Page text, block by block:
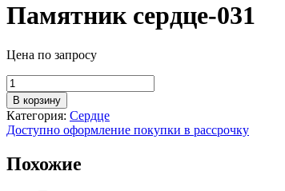
Памятник сердце-031
Цена по запросу
Количество
товара
Памятник
сердце-031
В корзину
Категория: Сердце
Доступно оформление покупки в рассрочку
Похожие